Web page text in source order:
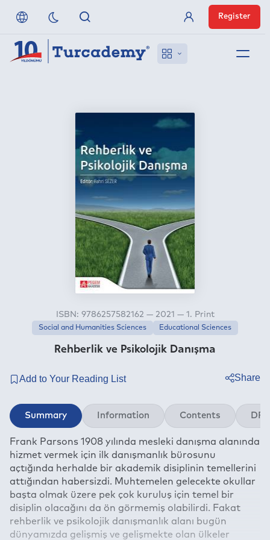
Off-Campus Access
Member Login
Register
Rehberlik ve Psikolojik Danışma
ISBN: 9786257582162 — 2021 — 1. Print
Social and Humanities Sciences Educational Sciences
Share
Twitter
Facebook
Linkedin
Whatsapp
E-mail
Summary Information Contents
Frank Parsons 1908 yılında mesleki danışma alanında
hizmet vermek için ilk danışmanlık bürosunu
açtığında herhalde bir akademik disiplinin temellerini
attığından habersizdi. Muhtemelen gelecekte okullar
başta olmak üzere pek çok kuruluş için temel bir
disiplin olacağını da ön görmemiş olabilirdi. Fakat
rehberlik ve psikolojik danışmanlık alanı bugün
dünyamızda gelişmiş ve gelişmekte olan ülkeler